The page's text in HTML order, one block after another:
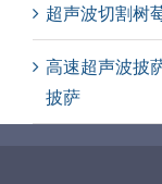
超声波切割树
高速超声波披
披萨